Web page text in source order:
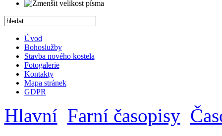
Úvod
Bohoslužby
Stavba nového kostela
Fotogalerie
Kontakty
Mapa stránek
GDPR
Hlavní Farní časopisy